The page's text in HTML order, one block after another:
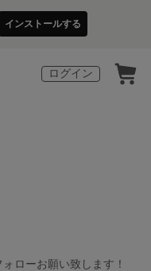
インストールする
ログイン
ローお願い致します！